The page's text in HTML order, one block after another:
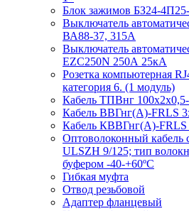
Блок зажимов БЗ24-
Выключатель
ВА88-37, 315А
Выключатель
EZC250N 250А 25кА
Розетка компьютерная
категория 6. (1 модуль)
Кабель ТПВнг
Кабель ВВГнг(А)-FRLS
Кабель КВВГнг(А)-FRLS
Оптоволоконный кабель
ULSZH 9/125; тип
буфером -40-+60ºC
Гибкая муфта
Отвод резьбовой
Адаптер фланцевый